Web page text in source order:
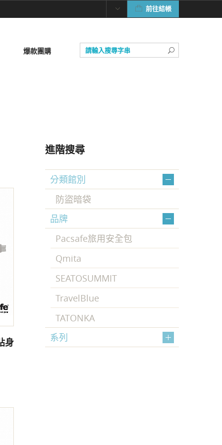
前往結帳
爆款團購
身
進階搜尋
分類館別
防盜暗袋
品牌
Pacsafe旅用安全包
Qmita
SEATOSUMMIT
TravelBlue
TATONKA
系列